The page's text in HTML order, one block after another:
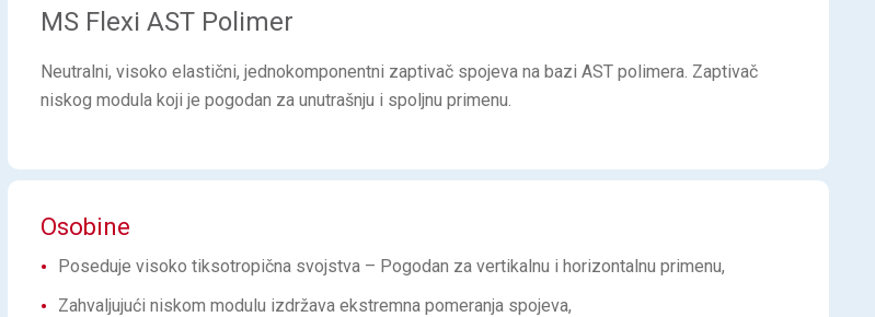
MS Flexi AST Polimer
Neutralni, visoko elastični, jednokomponentni zaptivač spojeva na bazi AST polimera. Zaptivač
niskog modula koji je pogodan za unutrašnju i spoljnu primenu.
Osobine
Poseduje visoko tiksotropična svojstva – Pogodan za vertikalnu i horizontalnu primenu,
Zahvaljujući niskom modulu izdržava ekstremna pomeranja spojeva,